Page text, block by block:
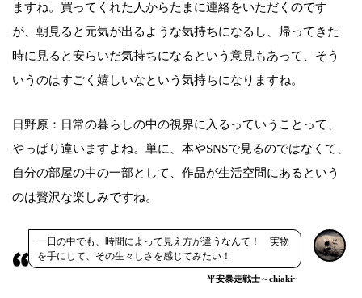
ますね。買ってくれた人からたまに連絡をいただくのです
が、朝見ると元気が出るような気持ちになるし、帰ってきた
時に見ると安らいだ気持ちになるという意見もあって、そう
いうのはすごく嬉しいなという気持ちになりますね。
日野原：日常の暮らしの中の視界に入るっていうことって、
やっぱり違いますよね。単に、本やSNSで見るのではなくて、
自分の部屋の中の一部として、作品が生活空間にあるという
のは贅沢な楽しみですね。
一日の中でも、時間によって見え方が違うなんて！ 実物
を手にして、その生々しさを感じてみたい！
平安暴走戦士～chiaki~